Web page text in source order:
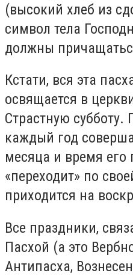
(высокий хлеб из
символ тела
должны
Кстати, вся эта
освящается в
Страстную субботу.
каждый год
месяца и время его
«переходит» по
приходится на
Все праздники,
Пасхой (а это
Антипасха,